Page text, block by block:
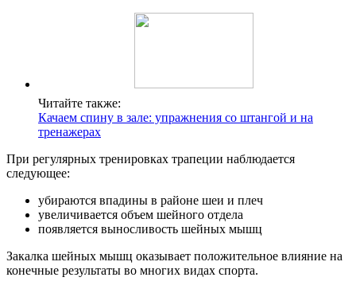
Читайте также:
Качаем спину в зале: упражнения со штангой и на
тренажерах
При регулярных тренировках трапеции наблюдается
следующее:
убираются впадины в районе шеи и плеч
увеличивается объем шейного отдела
появляется выносливость шейных мышц
Закалка шейных мышц оказывает положительное влияние на
конечные результаты во многих видах спорта.